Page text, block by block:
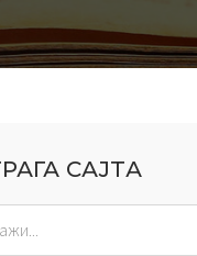
САЈТА